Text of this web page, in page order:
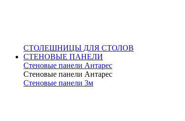
СТОЛЕШНИЦЫ ДЛЯ СТОЛОВ
СТЕНОВЫЕ ПАНЕЛИ
Стеновые панели Антарес
Стеновые панели Антарес
Стеновые панели 3м